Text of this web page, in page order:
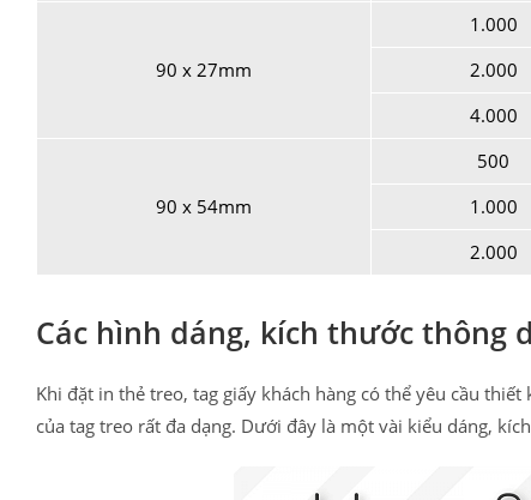
90 x 27mm
1.000
2.000
4.000
90 x 54mm
500
1.000
2.000
Các hình dáng, kích thước thông
Khi đặt in thẻ treo, tag giấy khách hàng có thể yêu cầu
của tag treo rất đa dạng. Dưới đây là một vài kiểu dáng,